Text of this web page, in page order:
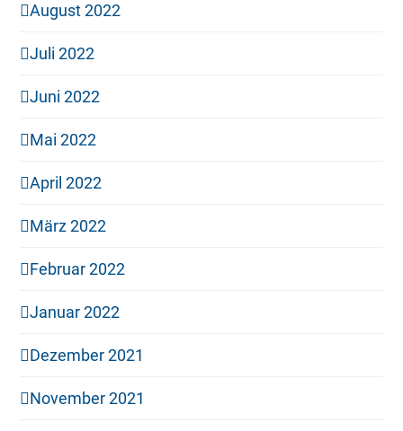
August 2022
Juli 2022
Juni 2022
Mai 2022
April 2022
März 2022
Februar 2022
Januar 2022
Dezember 2021
November 2021